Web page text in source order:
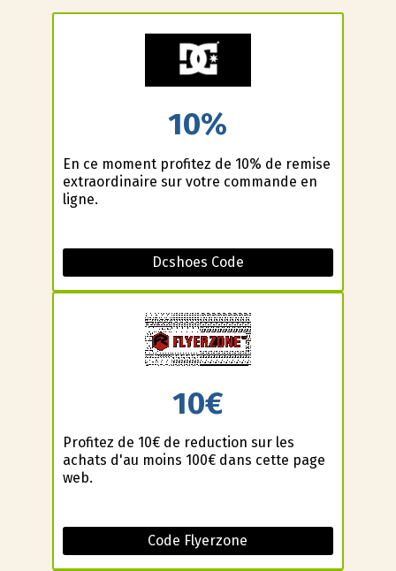
10%
En ce moment profitez de 10% de remise
extraordinaire sur votre commande en
ligne.
Dcshoes Code
10€
Profitez de 10€ de reduction sur les
achats d'au moins 100€ dans cette page
web.
Code Flyerzone